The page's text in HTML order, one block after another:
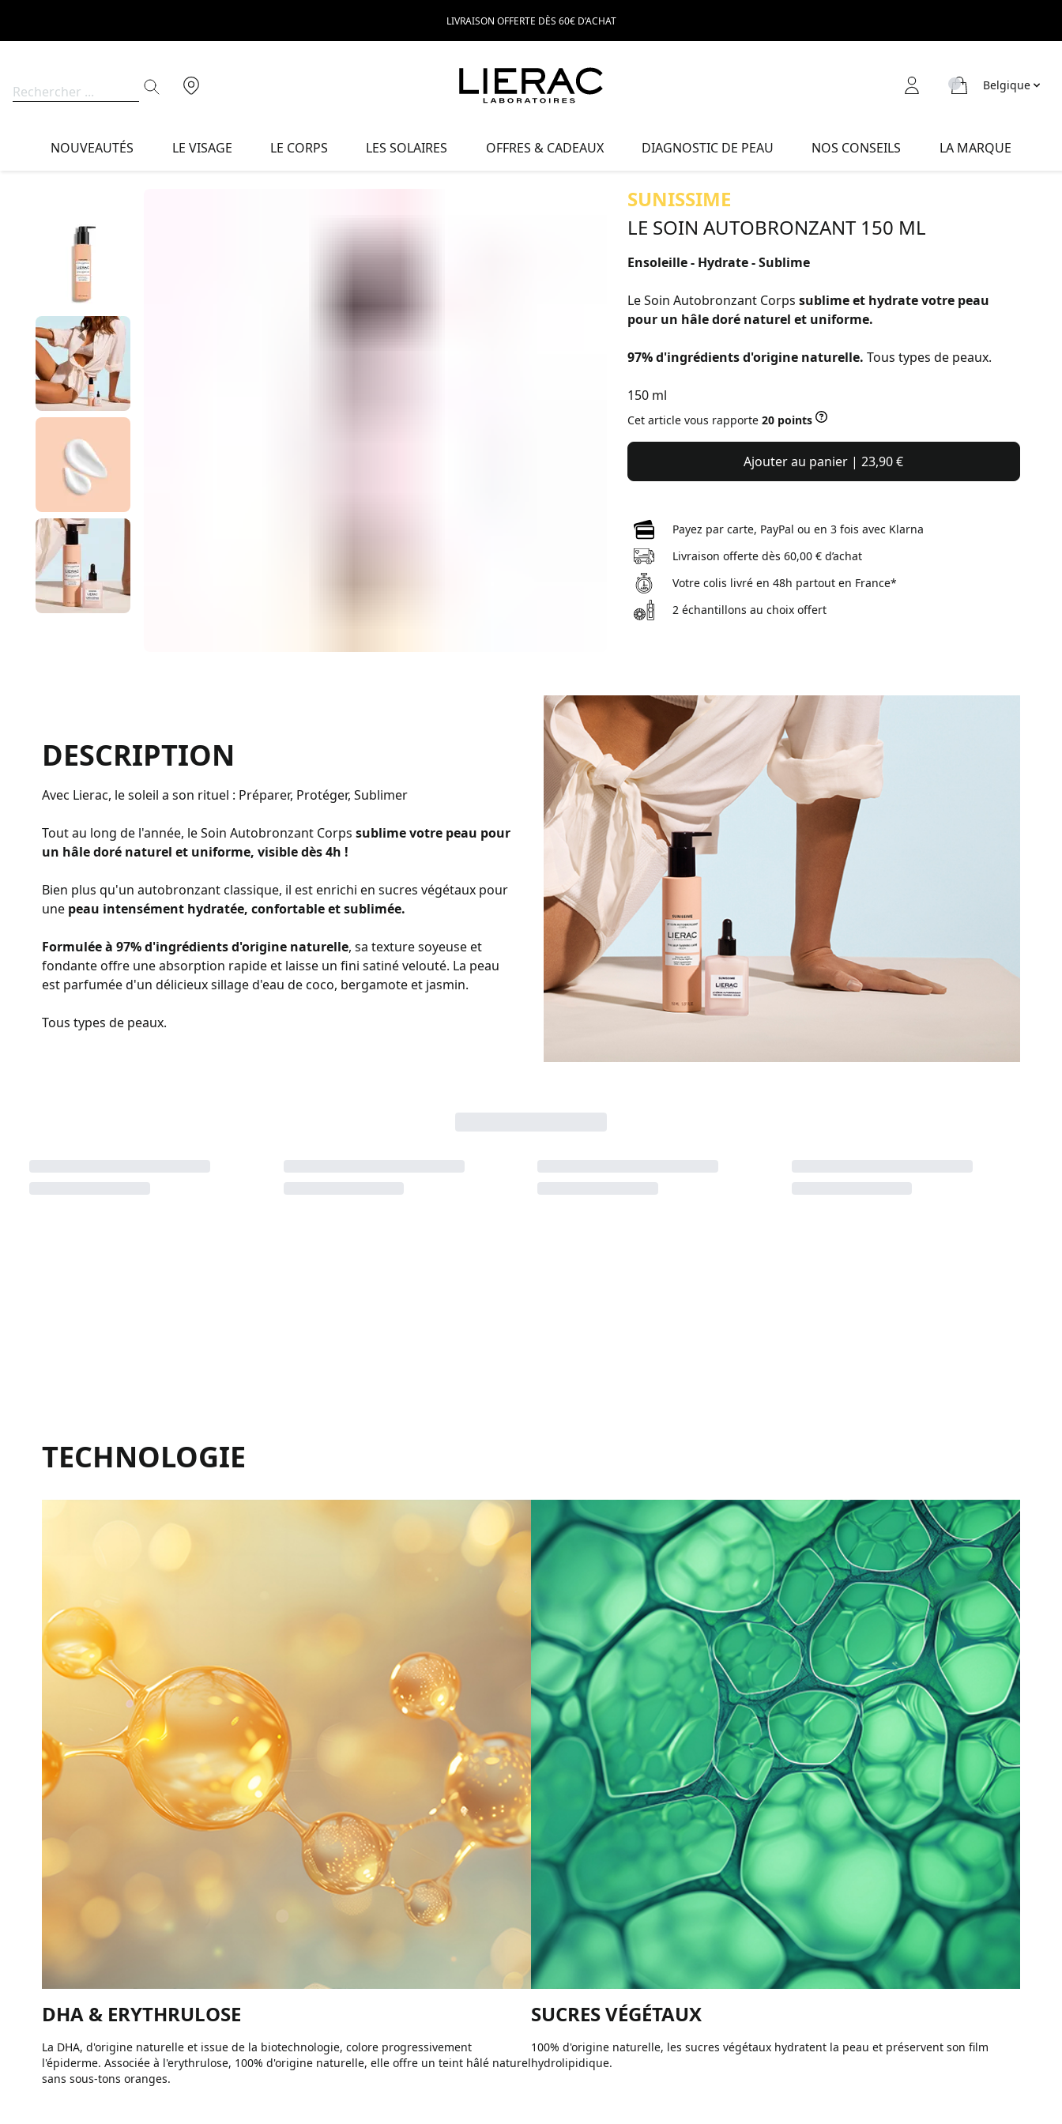
LIVRAISON OFFERTE DÈS 60€ D’ACHAT
Belgique
NOUVEAUTÉS LE VISAGE LE CORPS LES SOLAIRES OFFRES & CADEAUX DIAGNOSTIC DE PEAU NOS CONSEILS LA MARQUE
SUNISSIME
LE SOIN AUTOBRONZANT 150 ML
Ensoleille - Hydrate - Sublime
Le Soin Autobronzant Corps sublime et hydrate votre peau
pour un hâle doré naturel et uniforme.
97% d'ingrédients d'origine naturelle. Tous types de peaux.
150 ml
Cet article vous rapporte 20 points
Ajouter au panier | 23,90 €
Payez par carte, PayPal ou en 3 fois avec Klarna
Livraison offerte dès 60,00 € d’achat
Votre colis livré en 48h partout en France*
2 échantillons au choix offert
DESCRIPTION
Avec Lierac, le soleil a son rituel : Préparer, Protéger, Sublimer
Tout au long de l'année, le Soin Autobronzant Corps sublime votre peau pour
un hâle doré naturel et uniforme, visible dès 4h !
Bien plus qu'un autobronzant classique, il est enrichi en sucres végétaux pour
une peau intensément hydratée, confortable et sublimée.
Formulée à 97% d'ingrédients d'origine naturelle, sa texture soyeuse et
fondante offre une absorption rapide et laisse un fini satiné velouté. La peau
est parfumée d'un délicieux sillage d'eau de coco, bergamote et jasmin.
Tous types de peaux.
TECHNOLOGIE
DHA & ERYTHRULOSE
La DHA, d'origine naturelle et issue de la biotechnologie, colore progressivement
l'épiderme. Associée à l'erythrulose, 100% d'origine naturelle, elle offre un teint hâlé naturel
sans sous-tons oranges.
SUCRES VÉGÉTAUX
100% d'origine naturelle, les sucres végétaux hydratent la peau et préservent son film
hydrolipidique.